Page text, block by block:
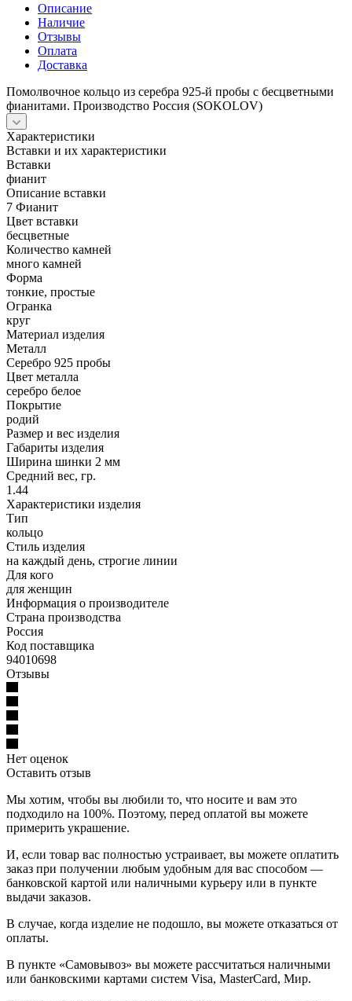
Описание
Наличие
Отзывы
Оплата
Доставка
Помолвочное кольцо из серебра 925-й пробы с бесцветными
фианитами. Производство Россия (SOKOLOV)
Характеристики
Вставки и их характеристики
Вставки
фианит
Описание вставки
7 Фианит
Цвет вставки
бесцветные
Количество камней
много камней
Форма
тонкие, простые
Огранка
круг
Материал изделия
Металл
Серебро 925 пробы
Цвет металла
серебро белое
Покрытие
родий
Размер и вес изделия
Габариты изделия
Ширина шинки 2 мм
Средний вес, гр.
1.44
Характеристики изделия
Тип
кольцо
Стиль изделия
на каждый день, строгие линии
Для кого
для женщин
Информация о производителе
Страна производства
Россия
Код поставщика
94010698
Отзывы
Нет оценок
Оставить отзыв
Мы хотим, чтобы вы любили то, что носите и вам это
подходило на 100%. Поэтому, перед оплатой вы можете
примерить украшение.
И, если товар вас полностью устраивает, вы можете оплатить
заказ при получении любым удобным для вас способом —
банковской картой или наличными курьеру или в пункте
выдачи заказов.
В случае, когда изделие не подошло, вы можете отказаться от
оплаты.
В пункте «Самовывоз» вы можете рассчитаться наличными
или банковскими картами систем Visa, MasterCard, Мир.